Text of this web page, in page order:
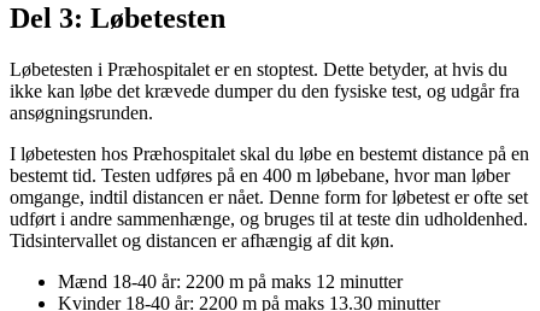
Del 3: Løbetesten
Løbetesten i Præhospitalet er en stoptest. Dette betyder, at hvis du
ikke kan løbe det krævede dumper du den fysiske test, og udgår fra
ansøgningsrunden.
I løbetesten hos Præhospitalet skal du løbe en bestemt distance på en
bestemt tid. Testen udføres på en 400 m løbebane, hvor man løber
omgange, indtil distancen er nået. Denne form for løbetest er ofte set
udført i andre sammenhænge, og bruges til at teste din udholdenhed.
Tidsintervallet og distancen er afhængig af dit køn.
Mænd 18-40 år: 2200 m på maks 12 minutter
Kvinder 18-40 år: 2200 m på maks 13.30 minutter